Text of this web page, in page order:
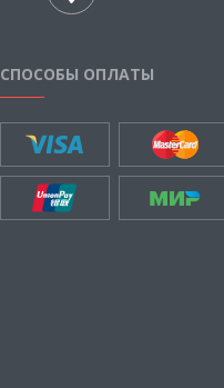
СПОСОБЫ ОПЛАТЫ